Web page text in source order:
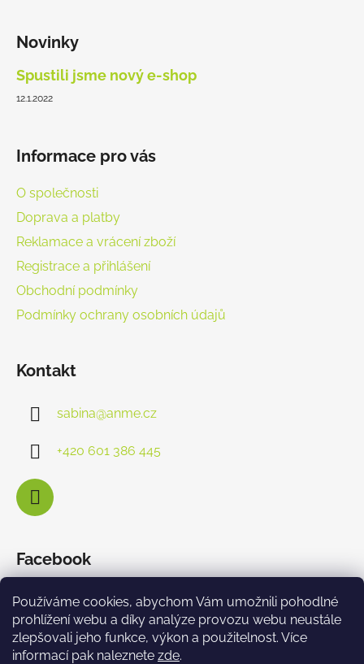
Používáme cookies, abychom Vám umožnili pohodlné
prohlížení webu a díky analýze provozu webu neustále
zlepšovali jeho funkce, výkon a použitelnost. Více
informací pak naleznete zde.
Novinky
Spustili jsme nový e-shop
12.1.2022
Informace pro vás
O společnosti
Doprava a platby
Reklamace a vrácení zboží
Registrace a přihlášení
Obchodní podmínky
Podmínky ochrany osobních údajů
Kontakt
sabina@anme.cz
+420 601 386 445
Facebook